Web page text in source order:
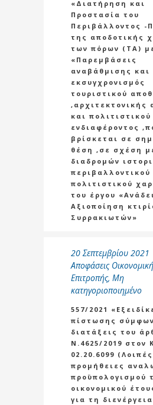
«Διατήρηση και
Προστασία του
Περιβάλλοντος -
της αποδοτικής
των πόρων (ΤΑ)
«Παρεμβάσεις
αναβάθμισης και
εκσυγχρονισμός
τουριστικού
,αρχιτεκτονικής
και πολιτιστικού
ενδιαφέροντος
βρίσκεται σε
θέση ,σε σχέση
διαδρομών
περιβαλλοντικού
πολιτιστικού
του έργου
Αξιοποίηση
Συρρακιωτών»
20 Σεπτεμβρίου 2021
Αποφάσεις
Επιτροπής, Μη
κατηγοριοποιημένο
557/2021
πίστωσης
διατάξεις του
Ν.4625/2019 στον
02.20.6099 (Λοιπές
προμήθειες
προϋπολογισμού
οικονομικού
για τη διενέργεια